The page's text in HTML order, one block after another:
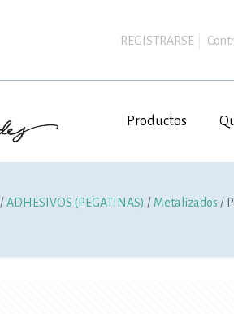
REGISTRARSE
Productos
/ADHESIVOS (PEGATINAS) / Metalizados /